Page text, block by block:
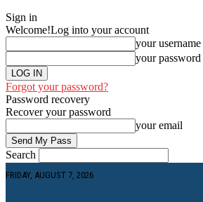
Sign in
Welcome!Log into your account
your username
your password
Forgot your password?
Password recovery
Recover your password
your email
Search
FRIDAY, AUGUST 7, 2026